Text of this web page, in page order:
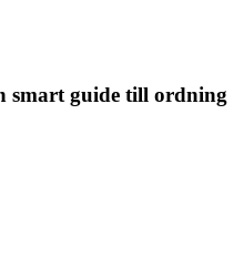
smart guide till ordning